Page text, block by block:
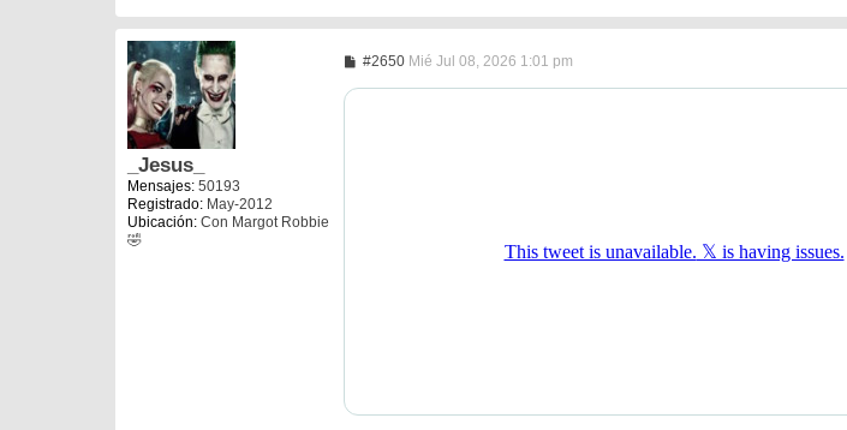
_Jesus_
Mensajes: 50193
Registrado: May-2012
Ubicación: Con Margot Robbie
🤣
#2650M
n
Mié Jul 08, 2026 1:01 pm